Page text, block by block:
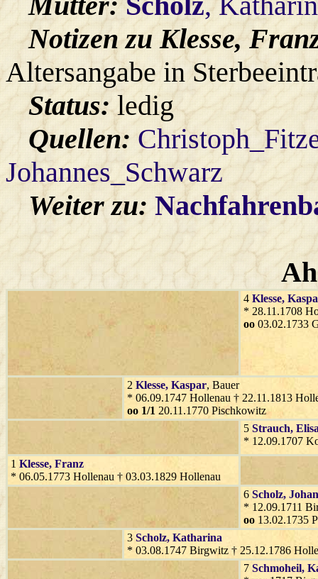
Notizen zu Klesse,
Altersangabe in
Status:ledig
Quellen:
Johannes_Schwarz
Weiter zu:
4 Klesse,
* 28.11.1708
oo 03.02.1733
2 Klesse, Kaspar, Bauer
* 06.09.1747 Hollenau † 22.11.1813
oo 1/1 20.11.1770 Pischkowitz
5 Strauch,
* 12.09.1707
1 Klesse, Franz
* 06.05.1773 Hollenau † 03.03.1829 Hollenau
6 Scholz,
* 12.09.1711
oo 13.02.1735
3 Scholz, Katharina
* 03.08.1747 Birgwitz † 25.12.1786
7 Schmoheil,